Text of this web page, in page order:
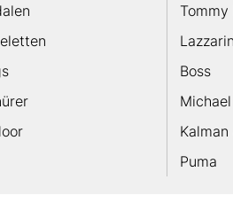
Boss
Kalman
Puma